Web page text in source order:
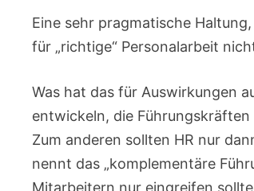
Eine sehr pragmatische
für „richtige“ Personalarbeit
Was hat das für Auswirkungen
entwickeln, die
Zum anderen sollten HR nur
nennt das „komplementäre
Mitarbeitern nur eingreifen